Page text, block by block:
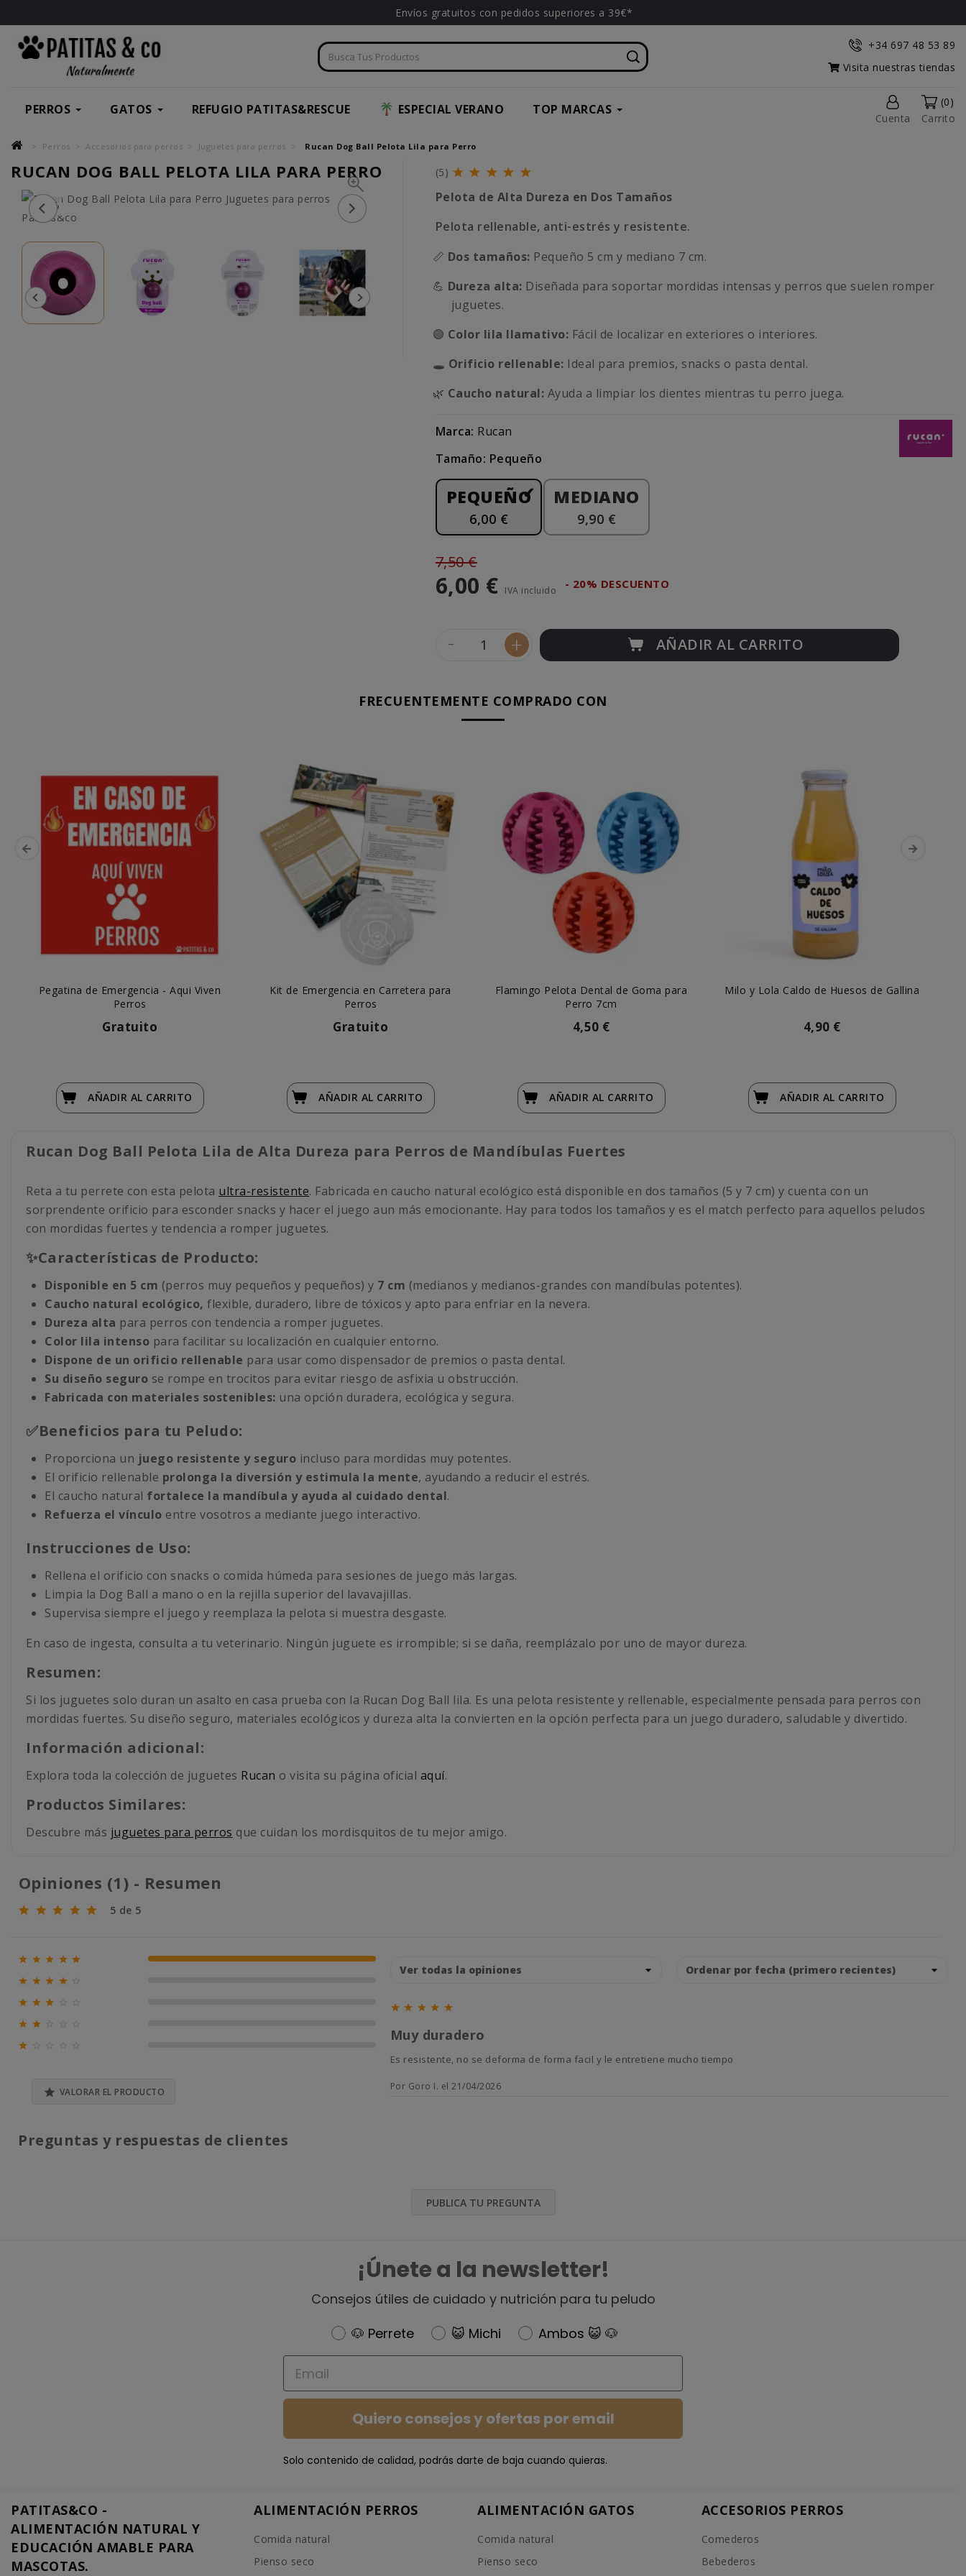
Envíos gratuitos con pedidos superiores a 39€*
+34 697 48 53 89
Visita nuestras tiendas
PERROS GATOS REFUGIO PATITAS&RESCUE ESPECIAL VERANO TOP MARCAS
Cuenta
(0)
Carrito
Perros Accesorios para perros Juguetes para perros Rucan Dog Ball Pelota Lila para Perro
RUCAN DOG BALL PELOTA LILA PARA PERRO
-20%
(5)
Pelota de Alta Dureza en Dos Tamaños
Pelota rellenable, anti-estrés y resistente.
📏 Dos tamaños: Pequeño 5 cm y mediano 7 cm.
💪 Dureza alta: Diseñada para soportar mordidas intensas y perros que suelen romper
juguetes.
🟣 Color lila llamativo: Fácil de localizar en exteriores o interiores.
🕳️ Orificio rellenable: Ideal para premios, snacks o pasta dental.
🌿 Caucho natural: Ayuda a limpiar los dientes mientras tu perro juega.
Marca: Rucan
Tamaño: Pequeño
PEQUEÑO
6,00 €
MEDIANO
9,90 €
7,50 €
6,00 € IVA incluido - 20% DESCUENTO
- + AÑADIR AL CARRITO
FRECUENTEMENTE COMPRADO CON
Pegatina de Emergencia - Aqui Viven
Perros
Gratuito
AÑADIR AL CARRITO
Kit de Emergencia en Carretera para
Perros
Gratuito
AÑADIR AL CARRITO
Flamingo Pelota Dental de Goma para
Perro 7cm
4,50 €
AÑADIR AL CARRITO
Milo y Lola Caldo de Huesos de Gallina
4,90 €
AÑADIR AL CARRITO
Rucan Dog Ball Pelota Lila de Alta Dureza para Perros de Mandíbulas Fuertes
Reta a tu perrete con esta pelota ultra-resistente. Fabricada en caucho natural ecológico está disponible en dos tamaños (5 y 7 cm) y cuenta con un
sorprendente orificio para esconder snacks y hacer el juego aun más emocionante. Hay para todos los tamaños y es el match perfecto para aquellos peludos
con mordidas fuertes y tendencia a romper juguetes.
✨Características de Producto:
Disponible en 5 cm (perros muy pequeños y pequeños) y 7 cm (medianos y medianos-grandes con mandíbulas potentes).
Caucho natural ecológico, flexible, duradero, libre de tóxicos y apto para enfriar en la nevera.
Dureza alta para perros con tendencia a romper juguetes.
Color lila intenso para facilitar su localización en cualquier entorno.
Dispone de un orificio rellenable para usar como dispensador de premios o pasta dental.
Su diseño seguro se rompe en trocitos para evitar riesgo de asfixia u obstrucción.
Fabricada con materiales sostenibles: una opción duradera, ecológica y segura.
✅Beneficios para tu Peludo:
Proporciona un juego resistente y seguro incluso para mordidas muy potentes.
El orificio rellenable prolonga la diversión y estimula la mente, ayudando a reducir el estrés.
El caucho natural fortalece la mandíbula y ayuda al cuidado dental.
Refuerza el vínculo entre vosotros a mediante juego interactivo.
Instrucciones de Uso:
Rellena el orificio con snacks o comida húmeda para sesiones de juego más largas.
Limpia la Dog Ball a mano o en la rejilla superior del lavavajillas.
Supervisa siempre el juego y reemplaza la pelota si muestra desgaste.
En caso de ingesta, consulta a tu veterinario. Ningún juguete es irrompible; si se daña, reemplázalo por uno de mayor dureza.
Resumen:
Si los juguetes solo duran un asalto en casa prueba con la Rucan Dog Ball lila. Es una pelota resistente y rellenable, especialmente pensada para perros con
mordidas fuertes. Su diseño seguro, materiales ecológicos y dureza alta la convierten en la opción perfecta para un juego duradero, saludable y divertido.
Información adicional:
Explora toda la colección de juguetes Rucan o visita su página oficial aquí.
Productos Similares:
Descubre más juguetes para perros que cuidan los mordisquitos de tu mejor amigo.
Opiniones (1) - Resumen
5 de 5
     100% (1)
   
  
 

 VALORAR EL PRODUCTO
    
Muy duradero
Es resistente, no se deforma de forma facil y le entretiene mucho tiempo
Por Goro I. el 21/04/2026
Preguntas y respuestas de clientes
PUBLICA TU PREGUNTA
¡Únete a la newsletter!
Consejos útiles de cuidado y nutrición para tu peludo
Newsletter
🐶 Perrete 😺 Michi
Ambos 😺 🐶
Email
Quiero consejos y ofertas por email
Solo contenido de calidad, podrás darte de baja cuando quieras.
PATITAS&CO -
ALIMENTACIÓN NATURAL Y
EDUCACIÓN AMABLE PARA
MASCOTAS.
ALIMENTACIÓN PERROS
Comida natural
Pienso seco
ALIMENTACIÓN GATOS
Comida natural
Pienso seco
ACCESORIOS PERROS
Comederos
Bebederos